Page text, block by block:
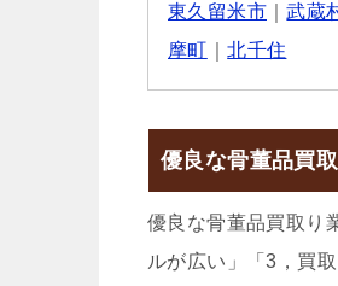
東久留米市 ｜武蔵
摩町 ｜北千住
優良な骨董品買
優良な骨董品買取り
ルが広い」「3，買